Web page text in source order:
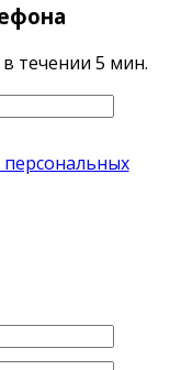
течении 5 мин.